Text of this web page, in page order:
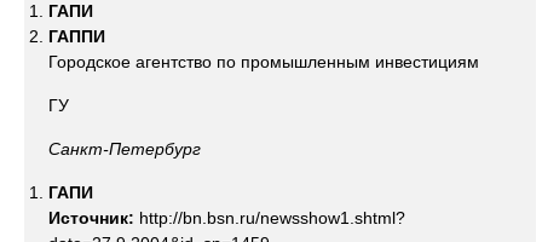
ГАПИ
ГАППИ
Городское агентство по промышленным инвестициям
ГУ
Санкт-Петербург
ГАПИ
Источник: http://bn.bsn.ru/newsshow1.shtml?